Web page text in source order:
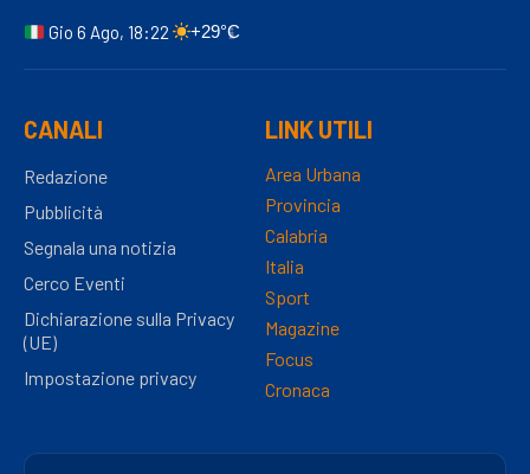
Gio 6 Ago, 18:22 +29°C
CANALI
Redazione
Pubblicità
Segnala una notizia
Cerco Eventi
Dichiarazione sulla Privacy
(UE)
Impostazione privacy
LINK UTILI
Area Urbana
Provincia
Calabria
Italia
Sport
Magazine
Focus
Cronaca